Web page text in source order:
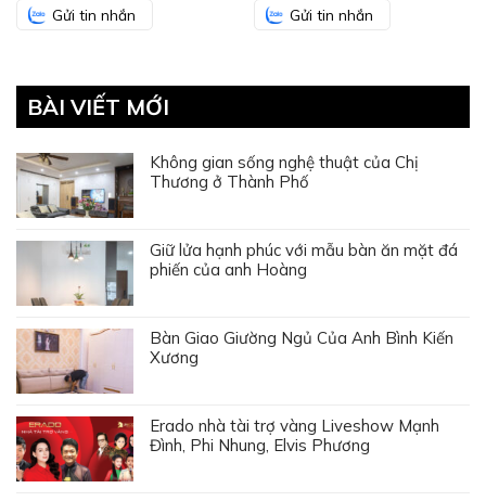
25.000.000₫.
Gửi tin nhắn 26.000.000₫.
Gửi tin nhắn
BÀI VIẾT MỚI
Không gian sống nghệ thuật của Chị
Thương ở Thành Phố
Giữ lửa hạnh phúc với mẫu bàn ăn mặt đá
phiến của anh Hoàng
Bàn Giao Giường Ngủ Của Anh Bình Kiến
Xương
Erado nhà tài trợ vàng Liveshow Mạnh
Đình, Phi Nhung, Elvis Phương